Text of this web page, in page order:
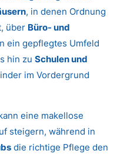
, in denen Ordnung
über Büro- und
ein gepflegtes Umfeld
hin zuSchulen und
im Vordergrund
eine makellose
steigern, während in
die richtige Pflege den